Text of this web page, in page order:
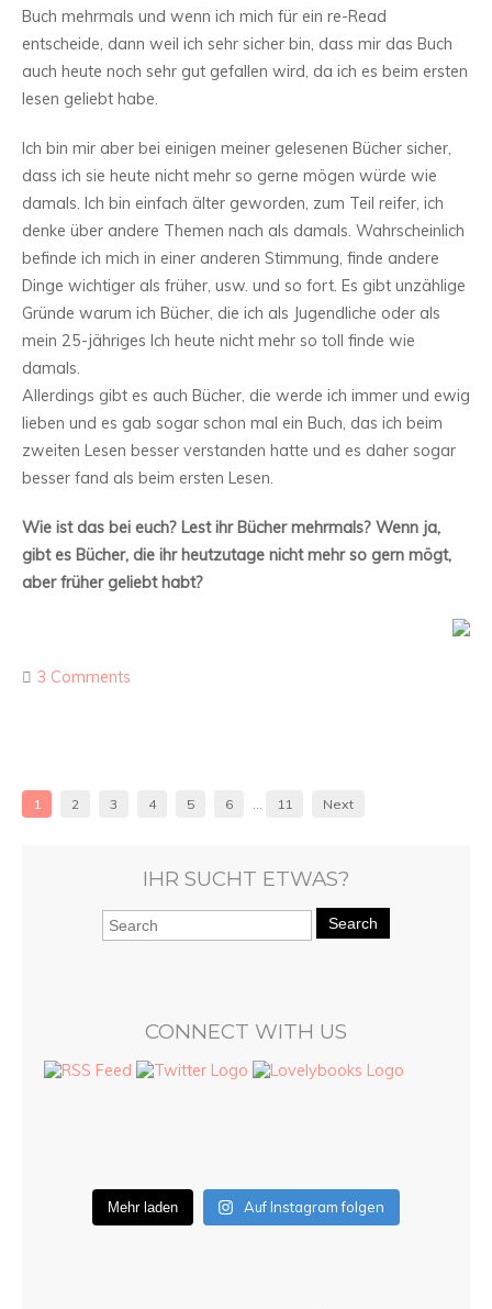
Buch mehrmals und wenn ich mich für ein re-Read
entscheide, dann weil ich sehr sicher bin, dass mir das Buch
auch heute noch sehr gut gefallen wird, da ich es beim ersten
lesen geliebt habe.
Ich bin mir aber bei einigen meiner gelesenen Bücher sicher,
dass ich sie heute nicht mehr so gerne mögen würde wie
damals. Ich bin einfach älter geworden, zum Teil reifer, ich
denke über andere Themen nach als damals. Wahrscheinlich
befinde ich mich in einer anderen Stimmung, finde andere
Dinge wichtiger als früher, usw. und so fort. Es gibt unzählige
Gründe warum ich Bücher, die ich als Jugendliche oder als
mein 25-jähriges Ich heute nicht mehr so toll finde wie
damals.
Allerdings gibt es auch Bücher, die werde ich immer und ewig
lieben und es gab sogar schon mal ein Buch, das ich beim
zweiten Lesen besser verstanden hatte und es daher sogar
besser fand als beim ersten Lesen.
Wie ist das bei euch? Lest ihr Bücher mehrmals? Wenn ja,
gibt es Bücher, die ihr heutzutage nicht mehr so gern mögt,
aber früher geliebt habt?
3 Comments
1 2 3 4 5 6 … 11 Next
IHR SUCHT ETWAS?
Search
CONNECT WITH US
Mehr laden Auf Instagram folgen